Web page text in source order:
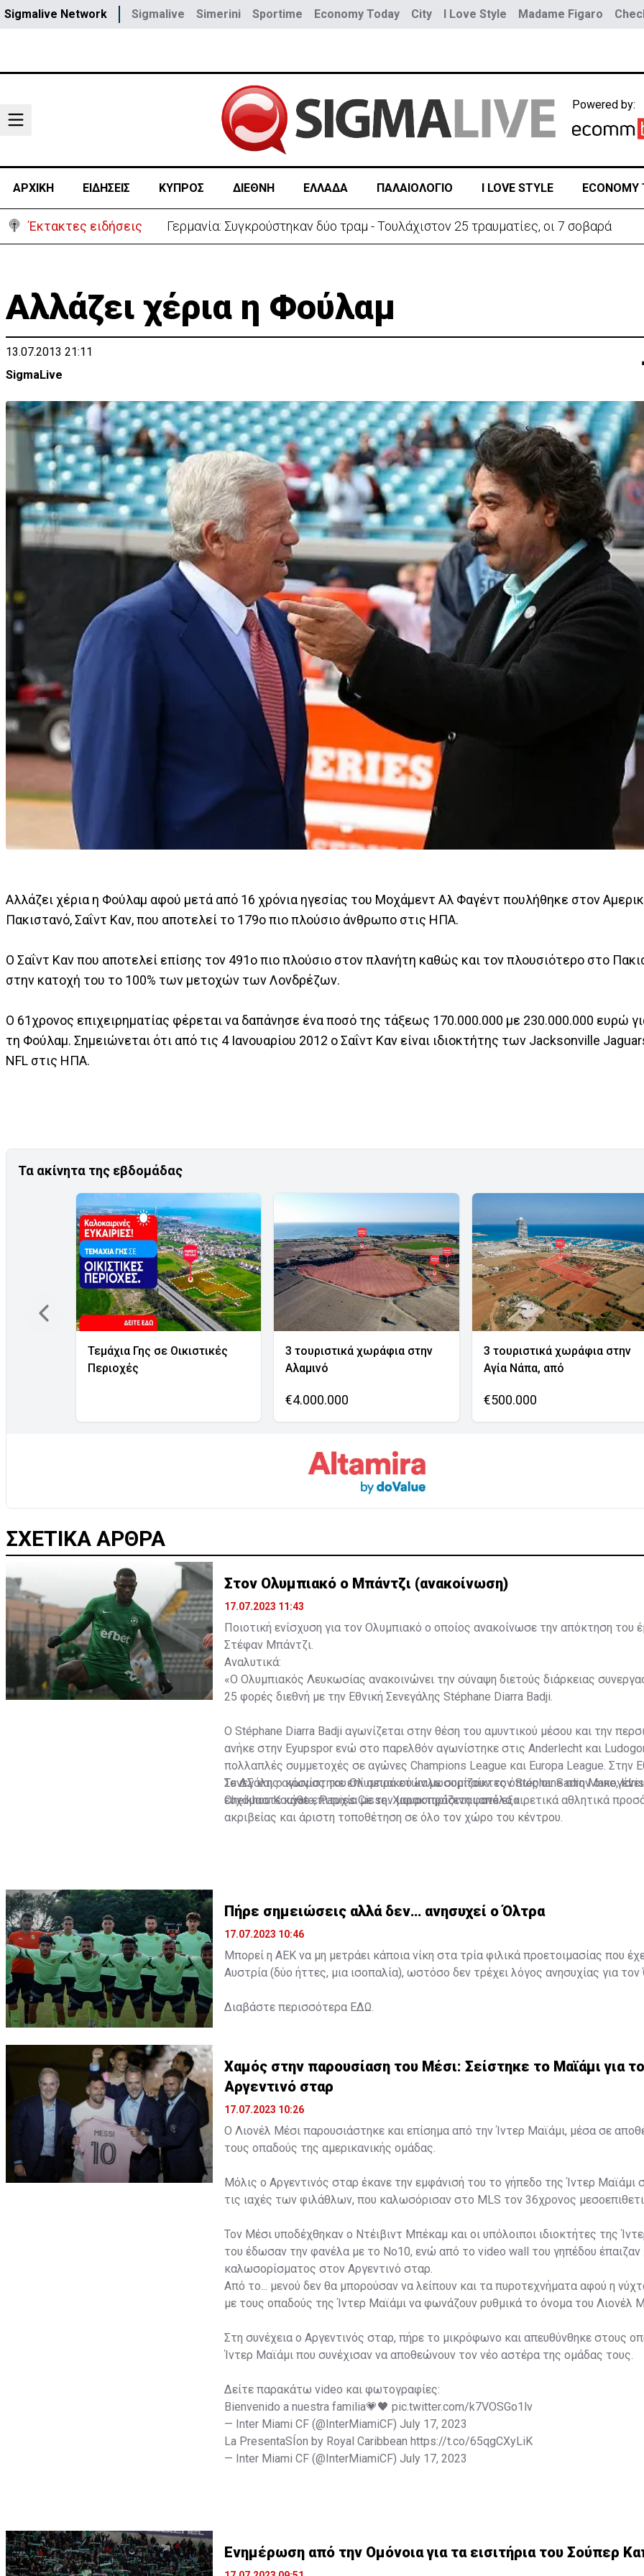
Sigmalive Network Sigmalive Simerini Sportime Economy Today City I Love Style Madame Figaro
Powered by:
ΑΡΧΙΚΗ ΕΙΔΗΣΕΙΣ ΚΥΠΡΟΣ ΔΙΕΘΝΗ ΕΛΛΑΔΑ ΠΑΛΑΙΟΛΟΓΙΟ I LOVE STYLE ECONOMY
Έκτακτες ειδήσεις Γερμανία: Συγκρούστηκαν δύο τραμ - Τουλάχιστον 25 τραυματίες, οι 7 σοβαρά
Αλλάζει χέρια η Φούλαμ
13.07.2013 21:11
SigmaLive
Αλλάζει χέρια η Φούλαμ αφού μετά από 16 χρόνια ηγεσίας του Μοχάμεντ Αλ Φαγέντ πουλήθηκε στον
Πακιστανό, Σαΐντ Καν, που αποτελεί το 179ο πιο πλούσιο άνθρωπο στις ΗΠΑ.
Ο Σαΐντ Καν που αποτελεί επίσης τον 491ο πιο πλούσιο στον πλανήτη καθώς και τον πλουσιότερο στο
στην κατοχή του το 100% των μετοχών των Λονδρέζων.
Ο 61χρονος επιχειρηματίας φέρεται να δαπάνησε ένα ποσό της τάξεως 170.000.000 με 230.000.000 ευρώ
τη Φούλαμ. Σημειώνεται ότι από τις 4 Ιανουαρίου 2012 ο Σαΐντ Καν είναι ιδιοκτήτης των Jacksonville
NFL στις ΗΠΑ.
Τα ακίνητα της εβδομάδας
Τεμάχια Γης σε Οικιστικές
Περιοχές
3 τουριστικά χωράφια στην
Αλαμινό
€4.000.000
3 τουριστικά χωράφια στην
Αγία Νάπα, από
€500.000
ΣΧΕΤΙΚΑ ΑΡΘΡΑ
Στον Ολυμπιακό ο Μπάντζι (ανακοίνωση)
17.07.2023 11:43
Ποιοτική ενίσχυση για τον Ολυμπιακό ο οποίος ανακοίνωσε την απόκτηση του
Στέφαν Μπάντζι.
Αναλυτικά:
«Ο Ολυμπιακός Λευκωσίας ανακοινώνει την σύναψη διετούς διάρκειας
25 φορές διεθνή με την Εθνική Σενεγάλης Stéphane Diarra Badji.
Ο Stéphane Diarra Badji αγωνίζεται στην θέση του αμυντικού μέσου και την
ανήκε στην Eyupspor ενώ στο παρελθόν αγωνίστηκε στις Anderlecht και
πολλαπλές συμμετοχές σε αγώνες Champions League και Europa League. Στην
Σενεγάλης αγωνίστηκε επί σειρά ετών με συμπαίκτες όπως οι: Sadio Mane,
Cheikhou Kouyate, Papiss Cisse. Χαρακτηρίζεται από εξαιρετικά αθλητικά
ακριβείας και άριστη τοποθέτηση σε όλο τον χώρο του κέντρου.
Το ΔΣ και ο κόσμος του Ολυμπιακού καλωσορίζουν τον Stéphane στην
ευχόμαστε κάθε επιτυχία με την μαυροπράσινη φανέλα.»
Πήρε σημειώσεις αλλά δεν… ανησυχεί ο Όλτρα
17.07.2023 10:46
Μπορεί η ΑΕΚ να μη μετράει κάποια νίκη στα τρία φιλικά προετοιμασίας που
Αυστρία (δύο ήττες, μια ισοπαλία), ωστόσο δεν τρέχει λόγος ανησυχίας για τον
Διαβάστε περισσότερα ΕΔΩ
Χαμός στην παρουσίαση του Μέσι: Σείστηκε το Μαϊάμι για
Αργεντινό σταρ
17.07.2023 10:26
Ο Λιονέλ Μέσι παρουσιάστηκε και επίσημα από την Ίντερ Μαϊάμι, μέσα σε
τους οπαδούς της αμερικανικής ομάδας.
Μόλις ο Αργεντινός σταρ έκανε την εμφάνισή του το γήπεδο της Ίντερ Μαϊάμι
τις ιαχές των φιλάθλων, που καλωσόρισαν στο MLS τον 36χρονος
Τον Μέσι υποδέχθηκαν ο Ντέιβιντ Μπέκαμ και οι υπόλοιποι ιδιοκτήτες της
του έδωσαν την φανέλα με το Νο10, ενώ από το video wall του γηπέδου έπαιζαν
καλωσορίσματος στον Αργεντινό σταρ.
Από το... μενού δεν θα μπορούσαν να λείπουν και τα πυροτεχνήματα αφού η
με τους οπαδούς της Ίντερ Μαϊάμι να φωνάζουν ρυθμικά το όνομα του Λιονέλ
Στη συνέχεια ο Αργεντινός σταρ, πήρε το μικρόφωνο και απευθύνθηκε στους
Ίντερ Μαϊάμι που συνέχισαν να αποθεώνουν τον νέο αστέρα της ομάδας τους.
Δείτε παρακάτω video και φωτογραφίες:
Bienvenido a nuestra familia💗🖤 pic.twitter.com/k7VOSGo1lv
— Inter Miami CF (@InterMiamiCF) July 17, 2023
La PresentaSÍon by Royal Caribbean https://t.co/65qgCXyLiK
— Inter Miami CF (@InterMiamiCF) July 17, 2023
Ενημέρωση από την Ομόνοια για τα εισιτήρια του Σούπερ